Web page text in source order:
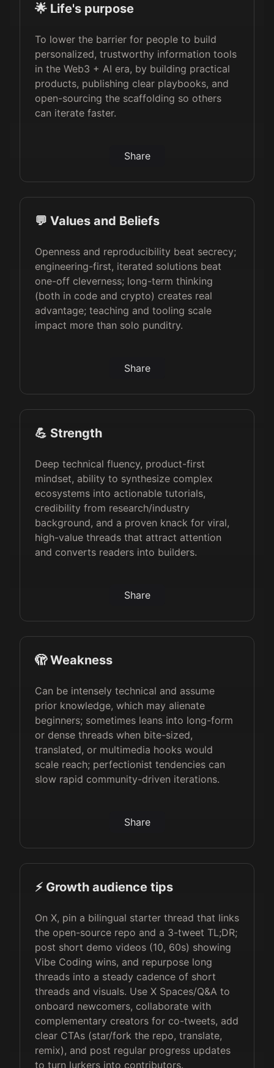
🌟 Life's purpose
To lower the barrier for people to build
personalized, trustworthy information tools
in the Web3 + AI era, by building practical
products, publishing clear playbooks, and
open-sourcing the scaffolding so others
can iterate faster.
Share
💬 Values and Beliefs
Openness and reproducibility beat secrecy;
engineering-first, iterated solutions beat
one-off cleverness; long-term thinking
(both in code and crypto) creates real
advantage; teaching and tooling scale
impact more than solo punditry.
Share
💪 Strength
Deep technical fluency, product-first
mindset, ability to synthesize complex
ecosystems into actionable tutorials,
credibility from research/industry
background, and a proven knack for viral,
high-value threads that attract attention
and converts readers into builders.
Share
🫣 Weakness
Can be intensely technical and assume
prior knowledge, which may alienate
beginners; sometimes leans into long-form
or dense threads when bite-sized,
translated, or multimedia hooks would
scale reach; perfectionist tendencies can
slow rapid community-driven iterations.
Share
⚡️ Growth audience tips
On X, pin a bilingual starter thread that links
the open-source repo and a 3-tweet TL;DR;
post short demo videos (10, 60s) showing
Vibe Coding wins, and repurpose long
threads into a steady cadence of short
threads and visuals. Use X Spaces/Q&A to
onboard newcomers, collaborate with
complementary creators for co-tweets, add
clear CTAs (star/fork the repo, translate,
remix), and post regular progress updates
to turn lurkers into contributors.